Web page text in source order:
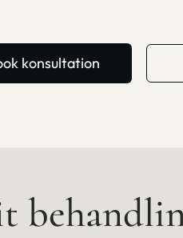
konsultation